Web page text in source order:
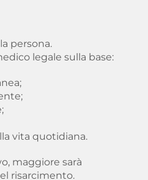
persona.
legale sulla base:
vita quotidiana.
maggiore sarà
risarcimento.